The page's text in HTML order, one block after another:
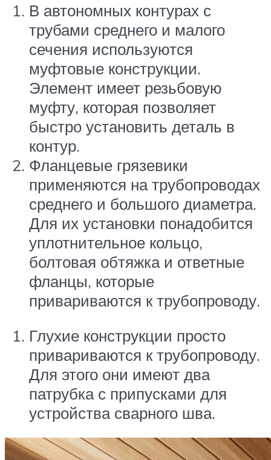
В автономных контурах с
трубами среднего и малого
сечения используются
муфтовые конструкции.
Элемент имеет резьбовую
муфту, которая позволяет
быстро установить деталь в
контур.
Фланцевые грязевики
применяются на трубопроводах
среднего и большого диаметра.
Для их установки понадобится
уплотнительное кольцо,
болтовая обтяжка и ответные
фланцы, которые
привариваются к трубопроводу.
Глухие конструкции просто
привариваются к трубопроводу.
Для этого они имеют два
патрубка с припусками для
устройства сварного шва.